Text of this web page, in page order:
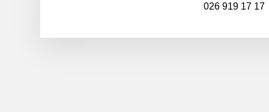
026 919 17 17